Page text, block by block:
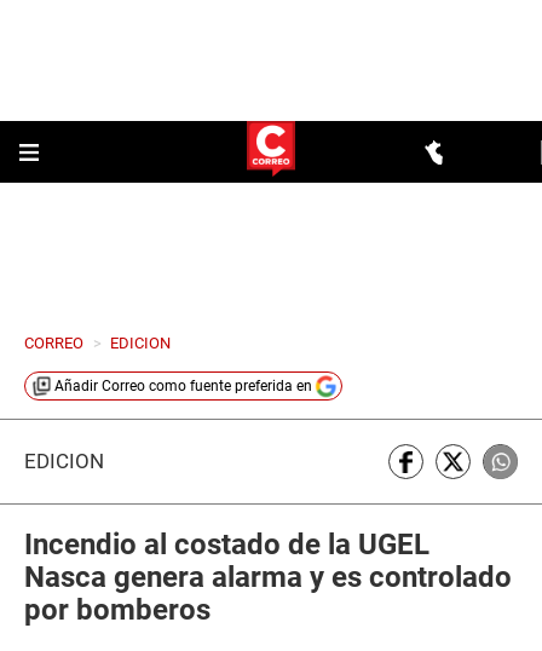
CORREO > EDICION
Añadir Correo como fuente preferida en
EDICIÓN
Incendio al costado de la UGEL
Nasca genera alarma y es controlado
por bomberos